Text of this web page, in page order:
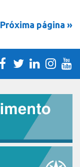
Próxima página »